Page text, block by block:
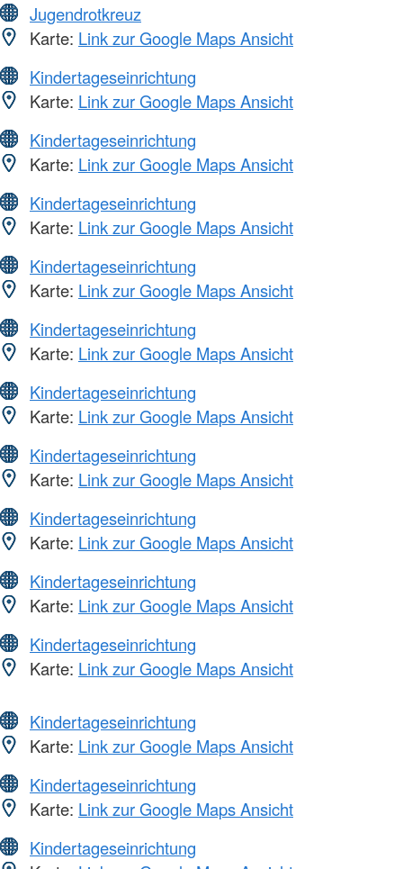
Jugendrotkreuz
Karte: Link zur Google Maps Ansicht
Kindertageseinrichtung
Karte: Link zur Google Maps Ansicht
Kindertageseinrichtung
Karte: Link zur Google Maps Ansicht
Kindertageseinrichtung
Karte: Link zur Google Maps Ansicht
Kindertageseinrichtung
Karte: Link zur Google Maps Ansicht
Kindertageseinrichtung
Karte: Link zur Google Maps Ansicht
Kindertageseinrichtung
Karte: Link zur Google Maps Ansicht
Kindertageseinrichtung
Karte: Link zur Google Maps Ansicht
Kindertageseinrichtung
Karte: Link zur Google Maps Ansicht
Kindertageseinrichtung
Karte: Link zur Google Maps Ansicht
Kindertageseinrichtung
Karte: Link zur Google Maps Ansicht
Kindertageseinrichtung
Karte: Link zur Google Maps Ansicht
Kindertageseinrichtung
Karte: Link zur Google Maps Ansicht
Kindertageseinrichtung